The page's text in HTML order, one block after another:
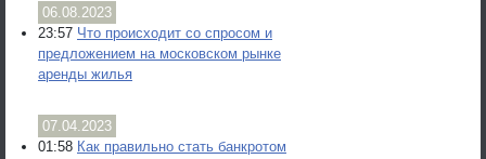
06.08.2023
23:57 Что происходит со спросом и
предложением на московском рынке
аренды жилья
07.04.2023
01:58 Как правильно стать банкротом